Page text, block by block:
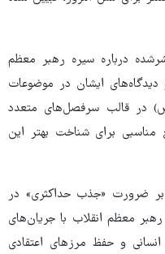
درباره سیره رهبر معظم
دیدگاه‌های ایشان در موضوعات
در قالب سرفصل‌های متعدد
برای شناخت بهتر این
بر ضرورت «جذب حداکثری» در
معظم انقلاب با جریان‌های
و حفظ مرزهای اعتقادی